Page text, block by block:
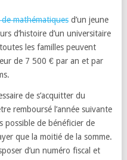
mathématiquesd’un jeune
d’histoire d’un universitaire
les familles peuvent
de 7 500 € par an et par
de s’acquitter du
remboursé l’année suivante
possible de bénéficier de
que la moitié de la somme.
d’un numéro fiscal et